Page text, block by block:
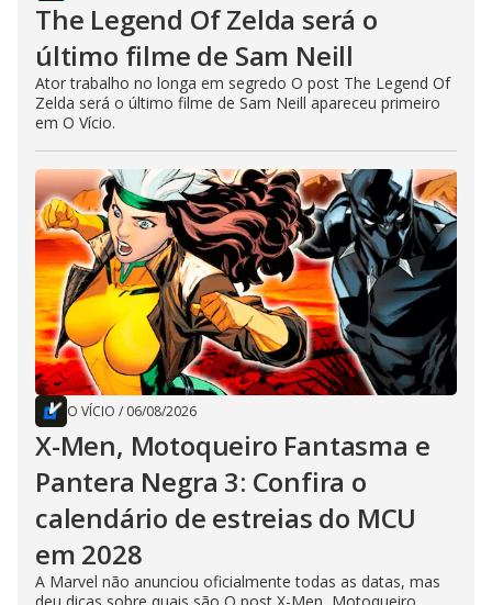
The Legend Of Zelda será o
último filme de Sam Neill
Ator trabalho no longa em segredo O post The Legend Of
Zelda será o último filme de Sam Neill apareceu primeiro
em O Vício.
O VÍCIO / 06/08/2026
X-Men, Motoqueiro Fantasma e
Pantera Negra 3: Confira o
calendário de estreias do MCU
em 2028
A Marvel não anunciou oficialmente todas as datas, mas